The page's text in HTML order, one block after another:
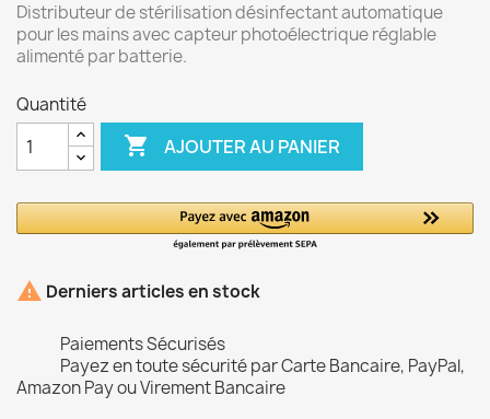
Distributeur de stérilisation désinfectant automatique
pour les mains avec capteur photoélectrique réglable
alimenté par batterie.
Quantité
 AJOUTER AU PANIER
 Derniers articles en stock
Paiements Sécurisés
Payez en toute sécurité par Carte Bancaire, PayPal,
Amazon Pay ou Virement Bancaire